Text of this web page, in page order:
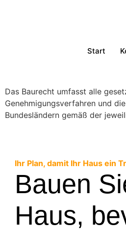
Start
Das Baurecht umfasst alle
Genehmigungsverfahren und
Bundesländern gemäß der
Ihr Plan, damit Ihr Haus ein
Bauen
Haus,